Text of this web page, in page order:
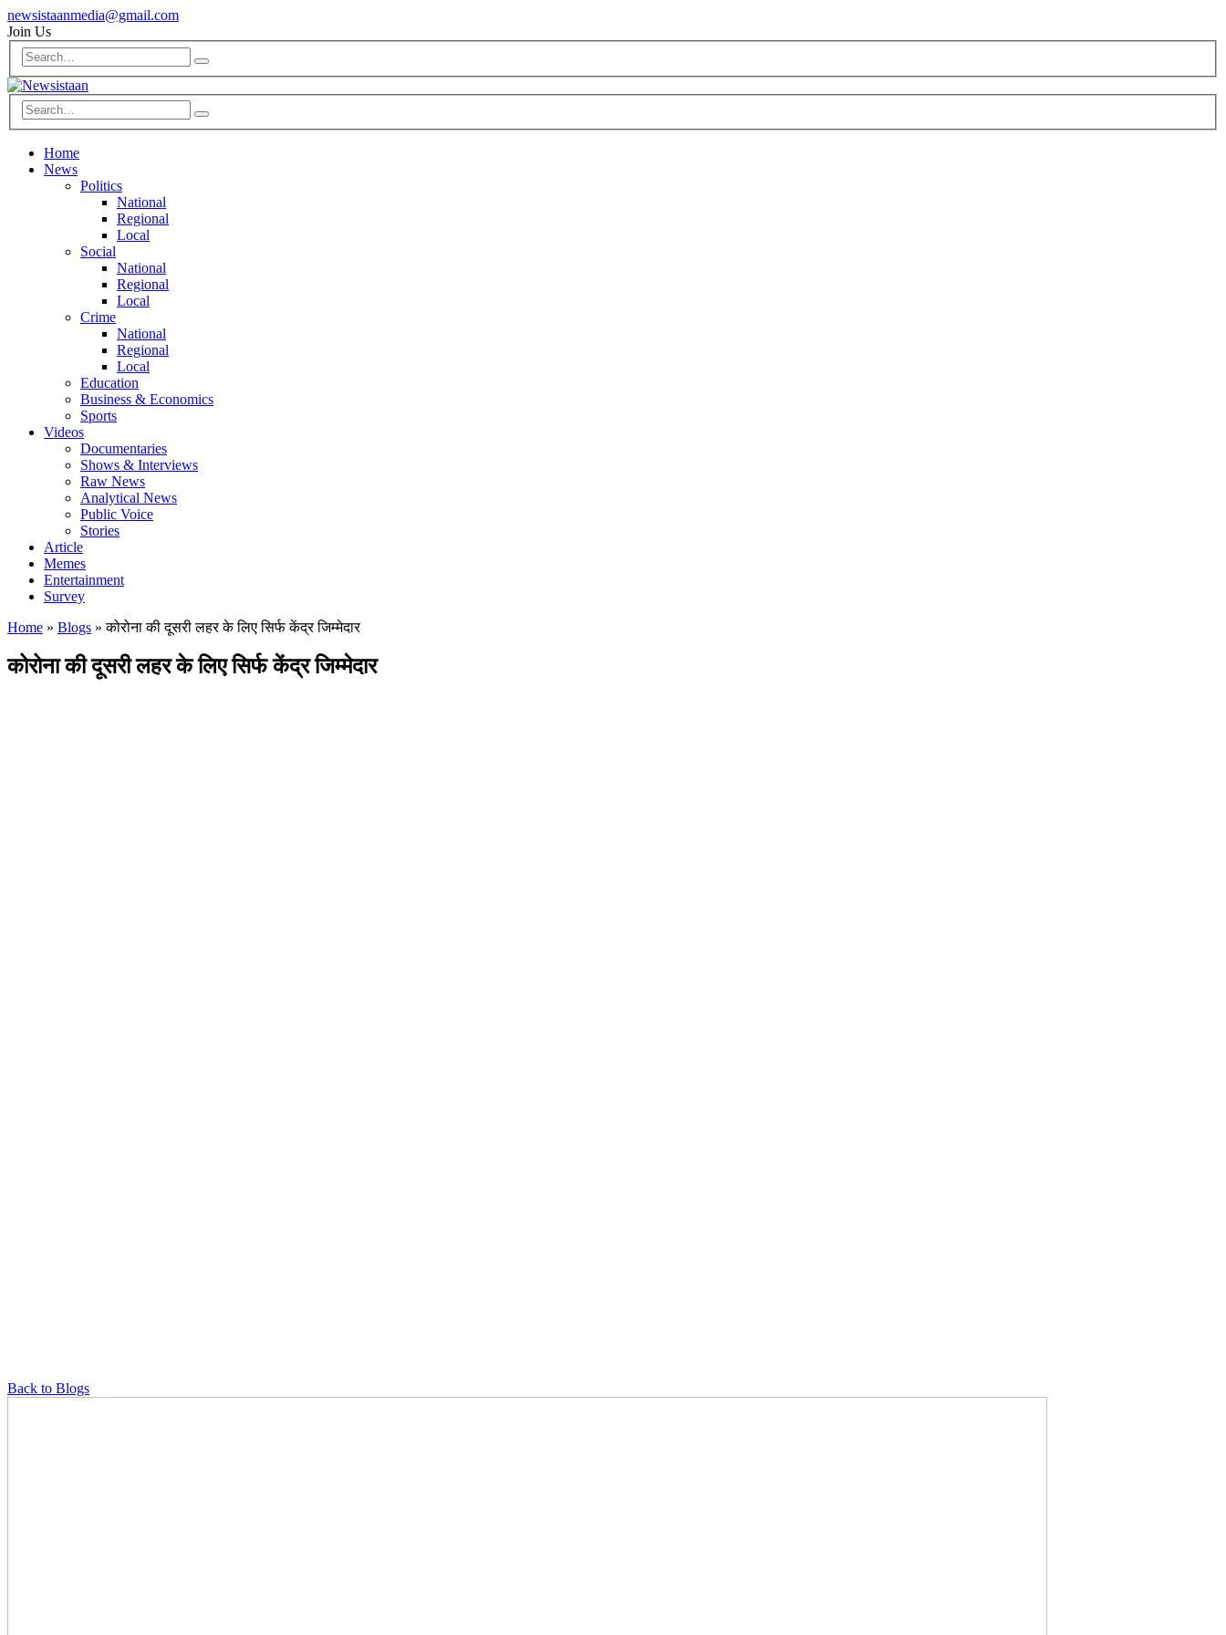
newsistaanmedia@gmail.com
Join Us
Home
News
Politics
National
Regional
Local
Social
National
Regional
Local
Crime
National
Regional
Local
Education
Business & Economics
Sports
Videos
Documentaries
Shows & Interviews
Raw News
Analytical News
Public Voice
Stories
Article
Memes
Entertainment
Survey
Home » Blogs »कोरोना की दूसरी लहर के लिए सिर्फ केंद्र जिम्मेदार
कोरोना की दूसरी लहर के लिए सिर्फ केंद्र जिम्मेदार
Back to Blogs